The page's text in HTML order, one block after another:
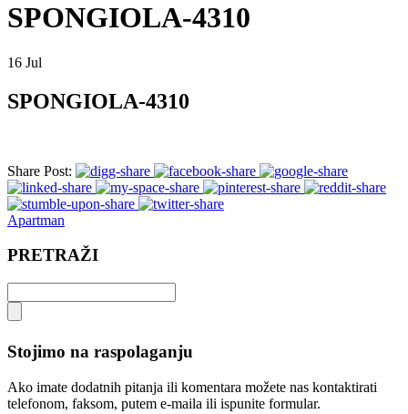
SPONGIOLA-4310
16 Jul
SPONGIOLA-4310
Share Post:
Apartman
PRETRAŽI
Stojimo na raspolaganju
Ako imate dodatnih pitanja ili komentara možete nas kontaktirati
telefonom, faksom, putem e-maila ili ispunite formular.